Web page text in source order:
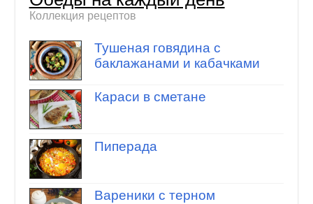
Коллекция рецептов
Тушеная говядина с
баклажанами и кабачками
Караси в сметане
Пиперада
Вареники с терном